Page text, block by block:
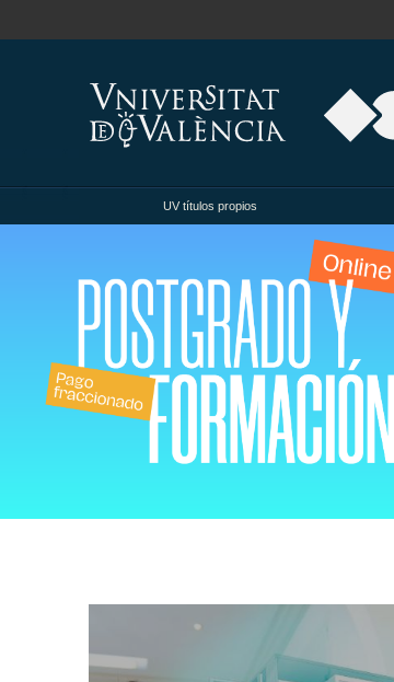
UV títulos propios